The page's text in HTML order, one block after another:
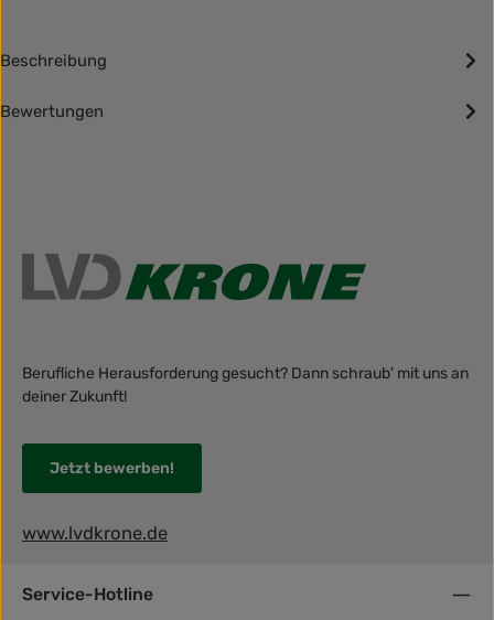
Beschreibung
Bewertungen
Berufliche Herausforderung gesucht? Dann schraub' mit uns an
deiner Zukunft!
Jetzt bewerben!
www.lvdkrone.de
Service-Hotline